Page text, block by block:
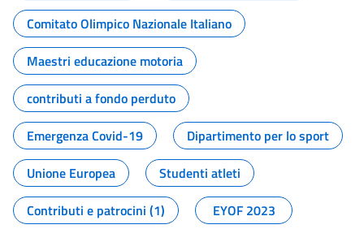
Comitato Olimpico Nazionale Italiano
Maestri educazione motoria
contributi a fondo perduto
Emergenza Covid-19
Dipartimento per lo sport
Unione Europea
Studenti atleti
Contributi e patrocini (1)
EYOF 2023